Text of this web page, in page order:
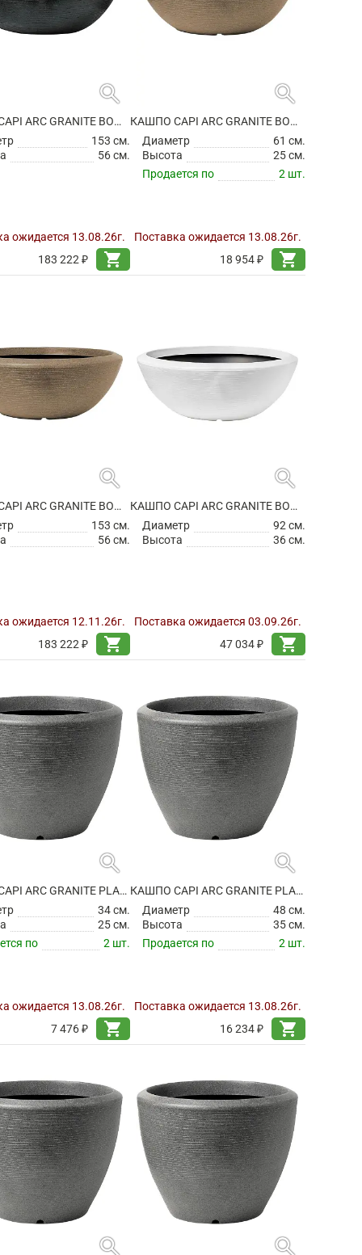
search
КАШПО CAPI ARC GRANITE BOWL LOW BLACK
153 см.
56 см.
ожидается 13.08.26г.
183 222 ₽
shopping_cart
search
КАШПО CAPI ARC GRANITE BOWL LOW WARM TAUPE
Диаметр
61 см.
Высота
25 см.
Продается по
2 шт.
Поставка ожидается 13.08.26г.
18 954 ₽
shopping_cart
search
КАШПО CAPI ARC GRANITE BOWL LOW WARM TAUPE
153 см.
56 см.
ожидается 12.11.26г.
183 222 ₽
shopping_cart
search
КАШПО CAPI ARC GRANITE BOWL LOW WHITE
Диаметр
92 см.
Высота
36 см.
Поставка ожидается 03.09.26г.
47 034 ₽
shopping_cart
search
КАШПО CAPI ARC GRANITE PLANTER BALL ANTHRACITE
34 см.
25 см.
по
2 шт.
ожидается 13.08.26г.
7 476 ₽
shopping_cart
search
КАШПО CAPI ARC GRANITE PLANTER BALL ANTHRACITE
Диаметр
48 см.
Высота
35 см.
Продается по
2 шт.
Поставка ожидается 13.08.26г.
16 234 ₽
shopping_cart
search search